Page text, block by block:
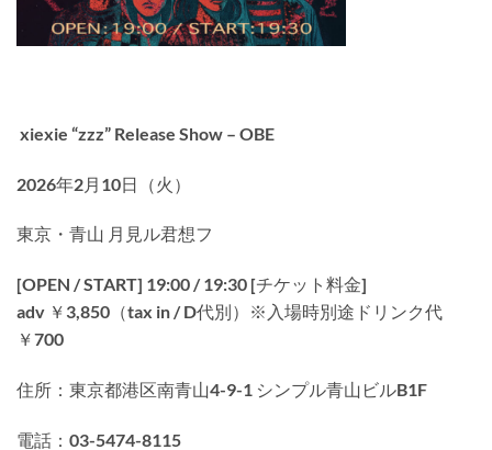
xiexie “zzz” Release Show – OBE
2026年2月10日（火）
東京・青山 月見ル君想フ
[OPEN / START] 19:00 / 19:30 [チケット料金]
adv ￥3,850（tax in / D代別）※入場時別途ドリンク代
￥700
住所：東京都港区南青山4-9-1 シンプル青山ビルB1F
電話：03-5474-8115